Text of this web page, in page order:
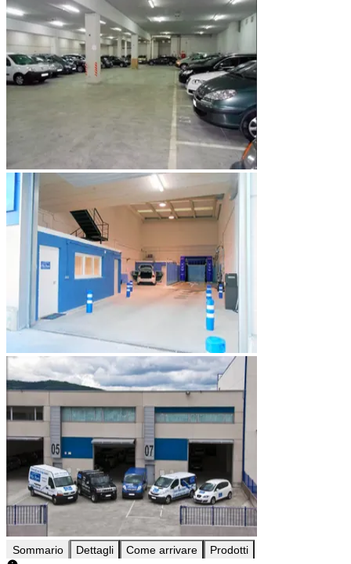
Sommario Dettagli Come arrivare Prodotti